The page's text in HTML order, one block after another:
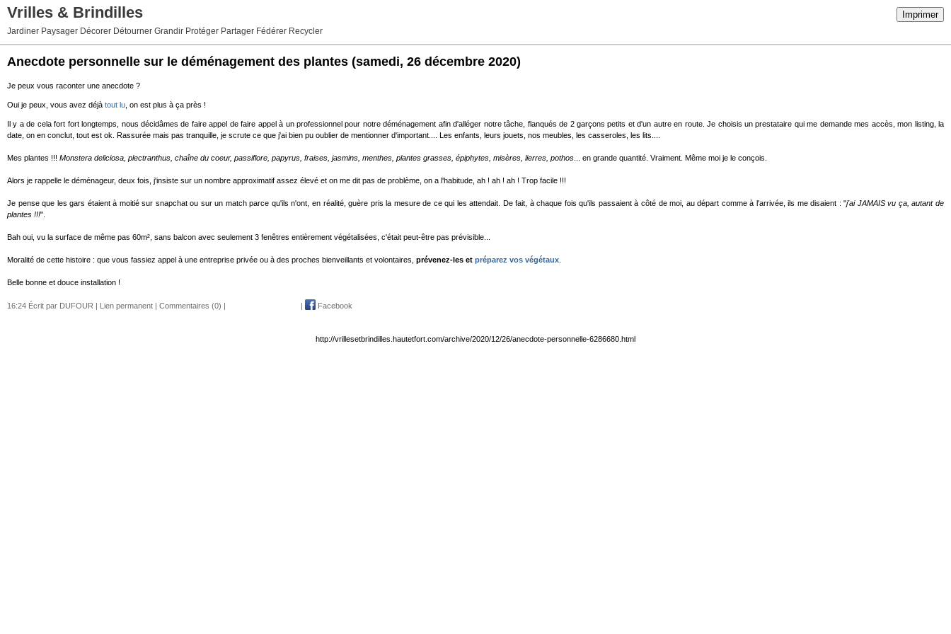
Imprimer
Vrilles & Brindilles
Jardiner Paysager Décorer Détourner Grandir Protéger Partager Fédérer Recycler
Anecdote personnelle sur le déménagement des plantes (samedi, 26 décembre 2020)
Je peux vous raconter une anecdote ?
Oui je peux, vous avez déjà tout lu , on est plus à ça près !
Il y a de cela fort fort longtemps, nous décidâmes de faire appel de faire appel à un professionnel pour notre déménagement afin d'alléger notre tâche, flanqués de 2 garçons petits et d'un autre en route. Je choisis un prestataire qui me demande mes accès, mon listing, la
date, on en conclut, tout est ok. Rassurée mais pas tranquille, je scrute ce que j'ai bien pu oublier de mentionner d'important.... Les enfants, leurs jouets, nos meubles, les casseroles, les lits....
Mes plantes !!! Monstera deliciosa, plectranthus, chaîne du coeur, passiflore, papyrus, fraises, jasmins, menthes, plantes grasses, épiphytes, misères, lierres, pothos ... en grande quantité. Vraiment. Même moi je le conçois.
Alors je rappelle le déménageur, deux fois, j'insiste sur un nombre approximatif assez élevé et on me dit pas de problème, on a l'habitude, ah ! ah ! ah ! Trop facile !!!
Je pense que les gars étaient à moitié sur snapchat ou sur un match parce qu'ils n'ont, en réalité, guère pris la mesure de ce qui les attendait. De fait, à chaque fois qu'ils passaient à côté de moi, au départ comme à l'arrivée, ils me disaient : "j'ai JAMAIS vu ça, autant de
plantes !!!".
Bah oui, vu la surface de même pas 60m², sans balcon avec seulement 3 fenêtres entièrement végétalisées, c'était peut-être pas prévisible...
Moralité de cette histoire : que vous fassiez appel à une entreprise privée ou à des proches bienveillants et volontaires, prévenez-les et préparez vos végétaux
Belle bonne et douce installation !
16:24 Écrit par DUFOUR | Lien permanent | Commentaires (0) | | Facebook
http://vrillesetbrindilles.hautetfort.com/archive/2020/12/26/anecdote-personnelle-6286680.html